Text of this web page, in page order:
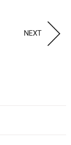
NEXT